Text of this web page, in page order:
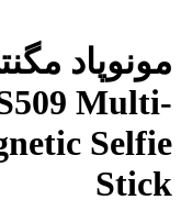
مونوپاد
Multi-
Selfie
Stick